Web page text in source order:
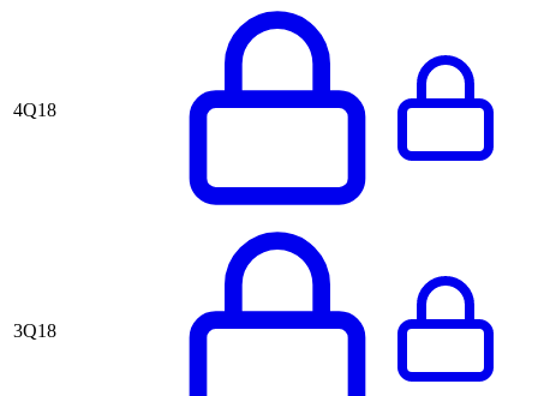
4Q18
3Q18